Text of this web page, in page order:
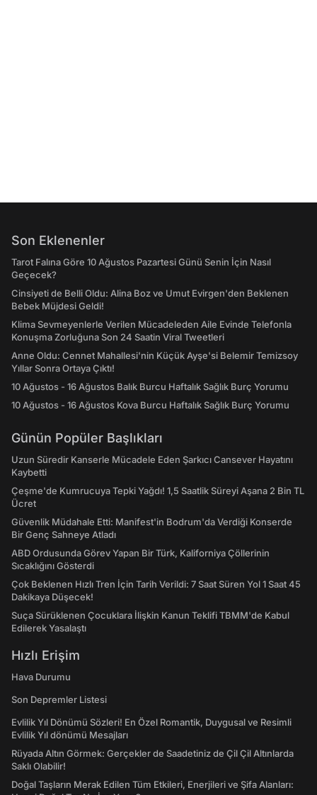
Son Eklenenler
Tarot Falına Göre 10 Ağustos Pazartesi Günü Senin İçin Nasıl
Geçecek?
Cinsiyeti de Belli Oldu: Alina Boz ve Umut Evirgen'den Beklenen
Bebek Müjdesi Geldi!
Klima Sevmeyenlerle Verilen Mücadeleden Aile Evinde Telefonla
Konuşma Zorluğuna Son 24 Saatin Viral Tweetleri
Anne Oldu: Cennet Mahallesi'nin Küçük Ayşe'si Belemir Temizsoy
Yıllar Sonra Ortaya Çıktı!
10 Ağustos - 16 Ağustos Balık Burcu Haftalık Sağlık Burç Yorumu
10 Ağustos - 16 Ağustos Kova Burcu Haftalık Sağlık Burç Yorumu
Günün Popüler Başlıkları
Uzun Süredir Kanserle Mücadele Eden Şarkıcı Cansever Hayatını
Kaybetti
Çeşme'de Kumrucuya Tepki Yağdı! 1,5 Saatlik Süreyi Aşana 2 Bin TL
Ücret
Güvenlik Müdahale Etti: Manifest'in Bodrum'da Verdiği Konserde
Bir Genç Sahneye Atladı
ABD Ordusunda Görev Yapan Bir Türk, Kaliforniya Çöllerinin
Sıcaklığını Gösterdi
Çok Beklenen Hızlı Tren İçin Tarih Verildi: 7 Saat Süren Yol 1 Saat 45
Dakikaya Düşecek!
Suça Sürüklenen Çocuklara İlişkin Kanun Teklifi TBMM'de Kabul
Edilerek Yasalaştı
Hızlı Erişim
Hava Durumu
Son Depremler Listesi
Evlilik Yıl Dönümü Sözleri! En Özel Romantik, Duygusal ve Resimli
Evlilik Yıl dönümü Mesajları
Rüyada Altın Görmek: Gerçekler de Saadetiniz de Çil Çil Altınlarda
Saklı Olabilir!
Doğal Taşların Merak Edilen Tüm Etkileri, Enerjileri ve Şifa Alanları: